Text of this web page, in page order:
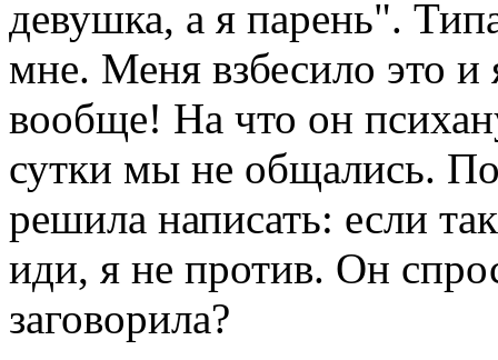
девушка, а я парень".
мне. Меня взбесило это и
вообще! На что он
сутки мы не общались.
решила написать: если
иди, я не против. Он
заговорила?